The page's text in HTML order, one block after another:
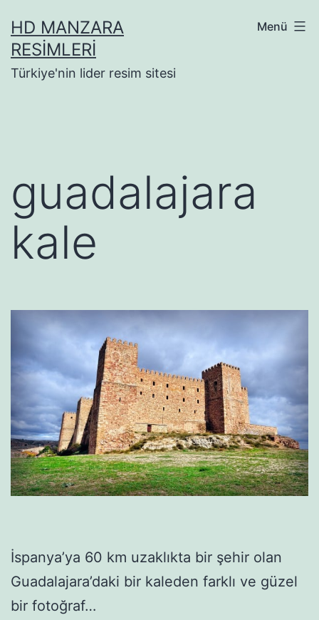
geçHD MANZARA
RESIMLERI
Türkiye'nin lider resim sitesi
Menü
guadalajara
kale
İspanya’ya 60 km uzaklıkta bir şehir olan
Guadalajara’daki bir kaleden farklı ve güzel
bir fotoğraf…